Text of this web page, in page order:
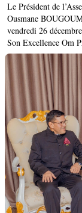
Le Président de
Ousmane
vendredi 26
Son Excellence Om